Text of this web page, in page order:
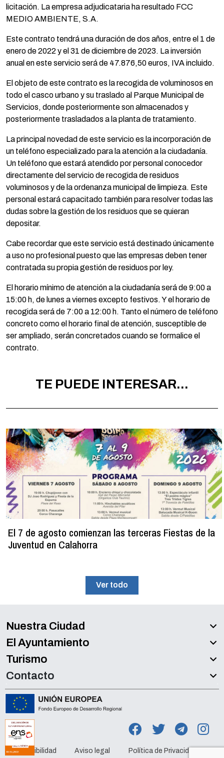
licitación. La empresa adjudicataria ha resultado FCC
MEDIO AMBIENTE, S.A.
Este contrato tendrá una duración de dos años, entre el 1 de
enero de 2022 y el 31 de diciembre de 2023. La inversión
anual en este servicio será de 47.876,50 euros, IVA incluido.
El objeto de este contrato es la recogida de voluminosos en
todo el casco urbano y su traslado al Parque Municipal de
Servicios, donde posteriormente son almacenados y
posteriormente trasladados a la planta de tratamiento.
La principal novedad de este servicio es la incorporación de
un teléfono especializado para la atención a la ciudadanía.
Un teléfono que estará atendido por personal conocedor
directamente del servicio de recogida de residuos
voluminosos y de la ordenanza municipal de limpieza. Este
personal estará capacitado también para resolver todas las
dudas sobre la gestión de los residuos que se quieran
depositar.
Cabe recordar que este servicio está destinado únicamente
a uso no profesional puesto que las empresas deben tener
contratada su propia gestión de residuos por ley.
El horario mínimo de atención a la ciudadanía será de 9:00 a
15:00 h, de lunes a viernes excepto festivos. Y el horario de
recogida será de 7:00 a 12:00 h. Tanto el número de teléfono
concreto como el horario final de atención, susceptible de
ser ampliado, serán concretados cuando se formalice el
contrato.
TE PUEDE INTERESAR...
El 7 de agosto comienzan las terceras Fiestas de la
Juventud en Calahorra
Ver todo
Nuestra Ciudad
El Ayuntamiento
Turismo
Contacto
Accesibilidad Aviso legal Política de Privacidad